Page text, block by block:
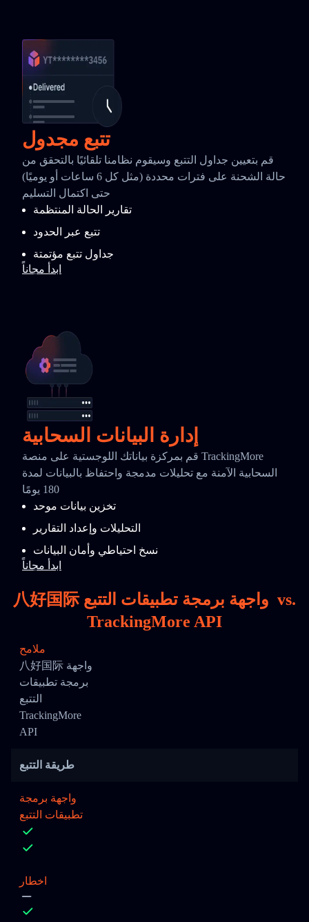
تتبع مجدول
قم بتعيين جداول التتبع وسيقوم نظامنا تلقائيًا بالتحقق من
حالة الشحنة على فترات محددة (مثل كل 6 ساعات أو يوميًا)
حتى اكتمال التسليم
تقارير الحالة المنتظمة
تتبع عبر الحدود
جداول تتبع مؤتمتة
ابدأ مجاناً
إدارة البيانات السحابية
قم بمركزة بياناتك اللوجستية على منصة TrackingMore
السحابية الآمنة مع تحليلات مدمجة واحتفاظ بالبيانات لمدة
180 يومًا
تخزين بيانات موحد
التحليلات وإعداد التقارير
نسخ احتياطي وأمان البيانات
ابدأ مجاناً
八好国际 واجهة برمجة تطبيقات التتبع vs.
TrackingMore API
ملامح
八好国际 واجهة
برمجة تطبيقات
التتبع
TrackingMore
API
طريقة التتبع
واجهة برمجة
تطبيقات التتبع
اخطار